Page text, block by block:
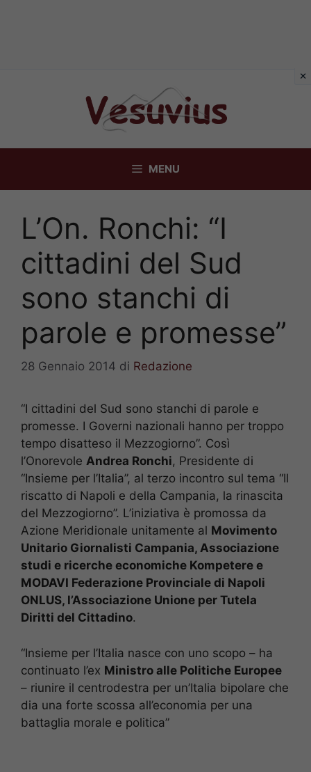
MENU
L’On. Ronchi: “I
cittadini del Sud
sono stanchi di
parole e promesse”
28 Gennaio 2014 di Redazione
“I cittadini del Sud sono stanchi di parole e
promesse. I Governi nazionali hanno per troppo
tempo disatteso il Mezzogiorno”. Così
l’Onorevole Andrea Ronchi, Presidente di
“Insieme per l’Italia”, al terzo incontro sul tema “Il
riscatto di Napoli e della Campania, la rinascita
del Mezzogiorno”. L’iniziativa è promossa da
Azione Meridionale unitamente al Movimento
Unitario Giornalisti Campania, Associazione
studi e ricerche economiche Kompetere e
MODAVI Federazione Provinciale di Napoli
ONLUS, l’Associazione Unione per Tutela
Diritti del Cittadino.
“Insieme per l’Italia nasce con uno scopo – ha
continuato l’ex Ministro alle Politiche Europee
– riunire il centrodestra per un’Italia bipolare che
dia una forte scossa all’economia per una
battaglia morale e politica”